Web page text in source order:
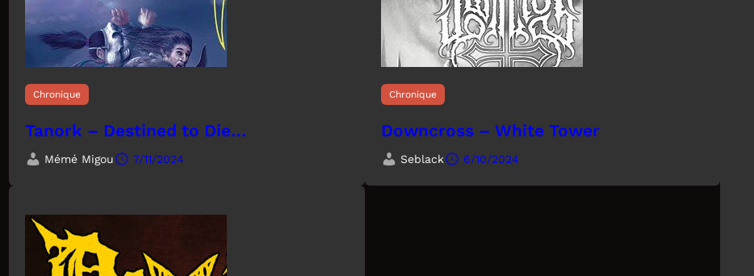
Chronique
Tanork – Destined to Die…
Mémé Migou 7/11/2024
Chronique
Downcross – White Tower
Seblack 6/10/2024